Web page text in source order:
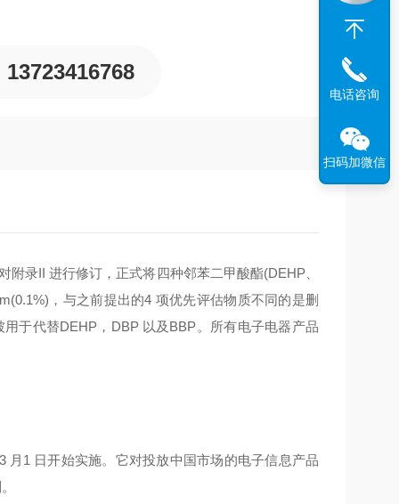
13723416768
录II 进行修订，正式将四种邻苯二甲酸酯(DEHP、
，与之前提出的4 项优先评估物质不同的是删
于代替DEHP，DBP 以及BBP。所有电子电器产品
1 日开始实施。它对投放中国市场的电子信息产品
电话咨询
扫码加微信